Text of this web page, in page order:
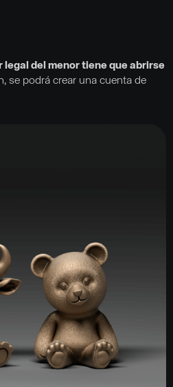
legal del menor tiene que abrirse
se podrá crear una cuenta de